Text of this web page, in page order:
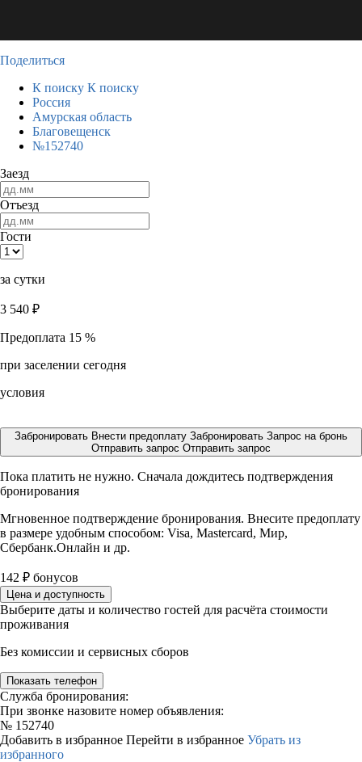
Поделиться
К поиску К поиску
Россия
Амурская область
Благовещенск
№152740
Заезд
Отъезд
Гости
за сутки
3 540 ₽
Предоплата 15 %
при заселении сегодня
условия
Забронировать Внести предоплату Забронировать Запрос на бронь
Отправить запрос Отправить запрос
Пока платить не нужно. Сначала дождитесь подтверждения
бронирования
Мгновенное подтверждение бронирования. Внесите предоплату
в размере удобным способом: Visa, Mastercard, Мир,
Сбербанк.Онлайн и др.
142 ₽ бонусов
Цена и доступность
Выберите даты и количество гостей для расчёта стоимости
проживания
Без комиссии и сервисных сборов
Показать телефон
Служба бронирования:
При звонке назовите номер объявления:
№ 152740
Добавить в избранное Перейти в избранное Убрать из
избранного